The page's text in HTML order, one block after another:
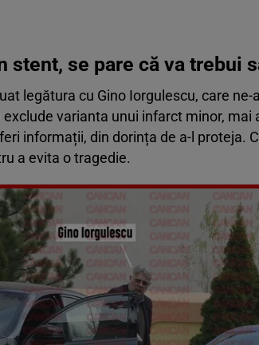
stent, se pare că va trebui
legătura cu Gino Iorgulescu, care
varianta unui infarct minor,
informații, din dorința de a-l proteja.
a evita o tragedie.